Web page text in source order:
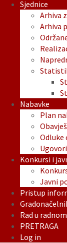
Sjednice
Arhiva
Arhiva
Nabavke
Plan
Odluke
Ugovori
Konkursi i
Javni
Pristup
Rad u
PRETRAGA
Log in